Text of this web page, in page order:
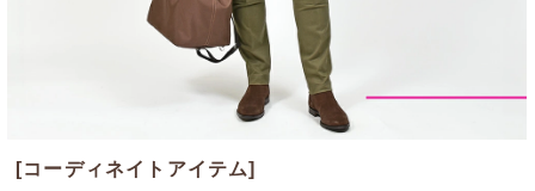
[コーディネイトアイテム]